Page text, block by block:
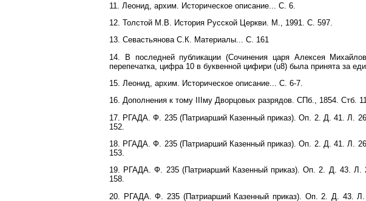
11. Леонид, архим. Историческое описание... С. 6.
12. Толстой М.В. История Русской Церкви. М., 1991. С. 597.
13. Севастьянова С.К. Материалы... С. 161
14. В последней публикации (Сочинения царя Алексея
перепечатка, цифра 10 в буквенной цифири (u8) была принята за
15. Леонид, архим. Историческое описание... С. 6-7.
16. Дополнения к тому IIIму Дворцовых разрядов. СПб., 1854. Стб.
17. РГАДА. Ф. 235 (Патриарший Казенный приказ). Оп. 2. Д. 41. Л.
152.
18. РГАДА. Ф. 235 (Патриарший Казенный приказ). Оп. 2. Д. 41. Л.
153.
19. РГАДА. Ф. 235 (Патриарший Казенный приказ). Оп. 2. Д. 43.
158.
20. РГАДА. Ф. 235 (Патриарший Казенный приказ). Оп. 2. Д. 43.